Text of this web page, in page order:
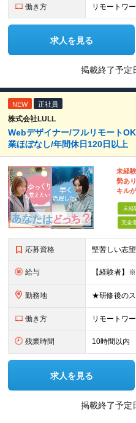
働き方 リモートワ
求人を見る
掲載終了予定
NEW 正社員
株式会社LULL
Webデザイナー/フルリモート
業ほぼなし/年間休日120日以上
未経
勢あ
キル
未経
完全
応募資格
給与
勤務地
働き方 リモートワ
残業時間 10時間以内
求人を見る
掲載終了予定